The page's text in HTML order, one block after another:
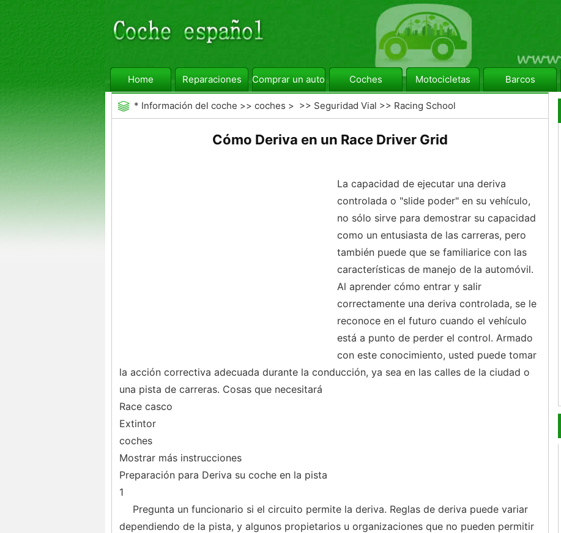
Home Reparaciones Comprar un automóvil Coches Motocicletas Barcos
* Información del coche >> coches > >> Seguridad Vial >> Racing School
Cómo Deriva en un Race Driver Grid
La capacidad de ejecutar una deriva
controlada o "slide poder" en su vehículo,
no sólo sirve para demostrar su capacidad
como un entusiasta de las carreras, pero
también puede que se familiarice con las
características de manejo de la automóvil.
Al aprender cómo entrar y salir
correctamente una deriva controlada, se le
reconoce en el futuro cuando el vehículo
está a punto de perder el control. Armado
con este conocimiento, usted puede tomar
la acción correctiva adecuada durante la conducción, ya sea en las calles de la ciudad o
una pista de carreras. Cosas que necesitará
Race casco
Extintor
coches
Mostrar más instrucciones
Preparación para Deriva su coche en la pista
1
Pregunta un funcionario si el circuito permite la deriva. Reglas de deriva puede variar
dependiendo de la pista, y algunos propietarios u organizaciones que no pueden permitir